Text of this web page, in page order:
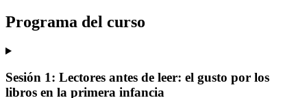
Programa del curso
Sesión 1: Lectores antes de leer: el gusto por los
libros en la primera infancia